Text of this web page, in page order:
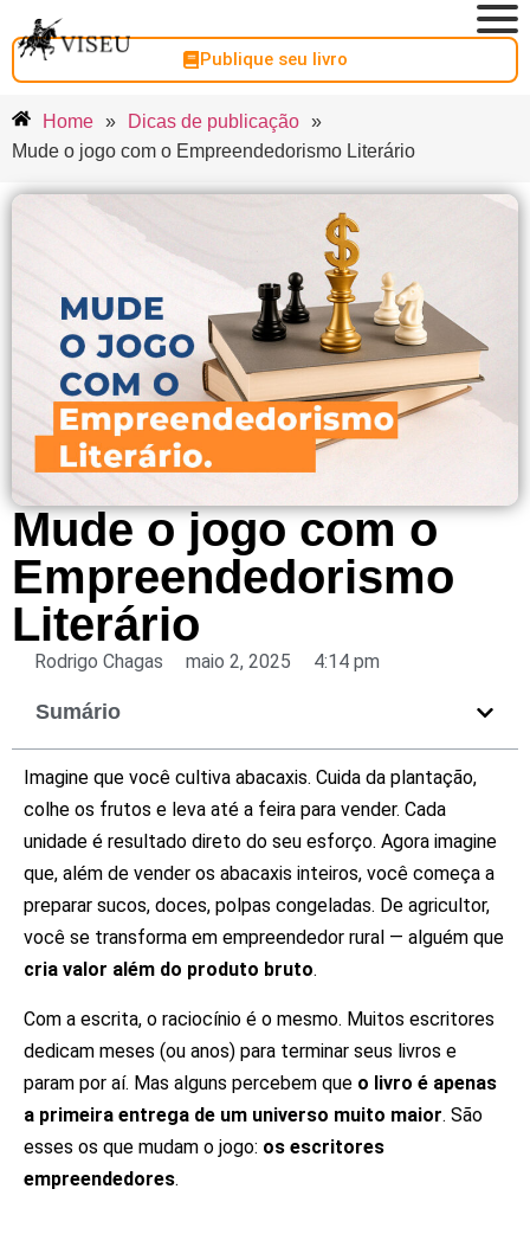
Publique seu livro
Home » Dicas de publicação »
Mude o jogo com o Empreendedorismo Literário
Mude o jogo com o
Empreendedorismo
Literário
Rodrigo Chagas maio 2, 2025 4:14 pm
Sumário
Imagine que você cultiva abacaxis. Cuida da plantação,
colhe os frutos e leva até a feira para vender. Cada
unidade é resultado direto do seu esforço. Agora imagine
que, além de vender os abacaxis inteiros, você começa a
preparar sucos, doces, polpas congeladas. De agricultor,
você se transforma em empreendedor rural — alguém que
cria valor além do produto bruto.
Com a escrita, o raciocínio é o mesmo. Muitos escritores
dedicam meses (ou anos) para terminar seus livros e
param por aí. Mas alguns percebem que o livro é apenas
a primeira entrega de um universo muito maior. São
esses os que mudam o jogo: os escritores
empreendedores.